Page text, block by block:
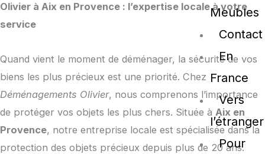
Meubles
Contact
En
France
Vers
l’étranger
Pour
Olivier à Aix en Provence : l’expertise locale à votre
service
Quand vient le moment de déménager, la sécurité de vos
biens les plus précieux est une priorité. Chez
Déménagements Olivier, nous comprenons l’importance
de protéger vos objets les plus chers. Située à Aix en
Provence, notre entreprise locale est spécialisée dans la
protection des objets précieux depuis plus de 20 ans.